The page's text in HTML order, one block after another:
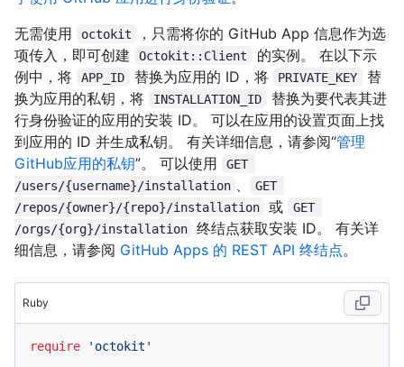
无需使用
octokit
，只需将你的 GitHub App 信息作为选
项传入，即可创建
Octokit::Client
的实例。 在以下示
例中，将
APP_ID 替换为应用的 ID，将 PRIVATE_KEY
替
换为应用的私钥，将
INSTALLATION_ID
替换为要代表其进
行身份验证的应用的安装 ID。 可以在应用的设置页面上找
到应用的 ID 并生成私钥。 有关详细信息，请参阅“管理
GitHub应用的私钥”。 可以使用
GET
/users/{username}/installation
GET
/repos/{owner}/{repo}/installation
或
GET
/orgs/{org}/installation
终结点获取安装 ID。 有关详
细信息，请参阅 GitHub Apps 的 REST API 终结点。
Ruby
require 'octokit'